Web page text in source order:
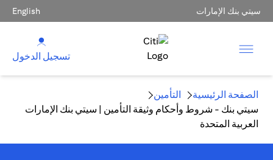
سيتي بنك الإمارات English
تسجيل الدخول
الصفحة الرئيسية
التأمين
سيتي بنك - شروط وأحكام وثيقة التأمين | سيتي بنك الإمارات
العربية المتحدة